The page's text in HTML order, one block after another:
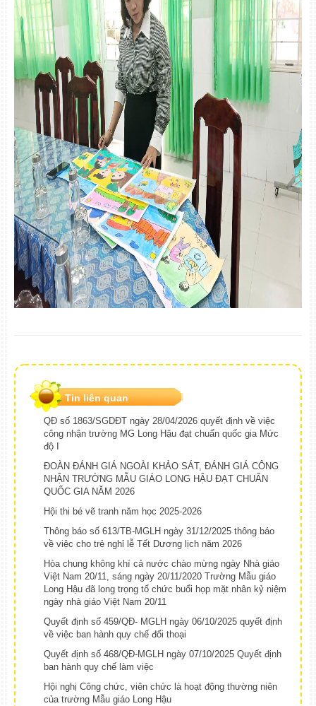
Tin liên quan
QĐ số 1863/SGDĐT ngày 28/04/2026 quyết định về việc
công nhận trường MG Long Hậu đạt chuẩn quốc gia Mức
độ I
ĐOÀN ĐÁNH GIÁ NGOÀI KHẢO SÁT, ĐÁNH GIÁ CÔNG
NHẬN TRƯỜNG MẪU GIÁO LONG HẬU ĐẠT CHUẨN
QUỐC GIA NĂM 2026
Hội thi bé vẽ tranh năm học 2025-2026
Thông báo số 613/TB-MGLH ngày 31/12/2025 thông báo
về việc cho trẻ nghỉ lễ Tết Dương lịch năm 2026
Hòa chung không khí cả nước chào mừng ngày Nhà giáo
Việt Nam 20/11, sáng ngày 20/11/2020 Trường Mẫu giáo
Long Hậu đã long trọng tổ chức buổi họp mặt nhân kỷ niệm
ngày nhà giáo Việt Nam 20/11
Quyết định số 459/QĐ- MGLH ngày 06/10/2025 quyết định
về việc ban hành quy chế đối thoại
Quyết định số 468/QĐ-MGLH ngày 07/10/2025 Quyết định
ban hành quy chế làm việc
Hội nghị Công chức, viên chức là hoạt động thường niên
của trường Mẫu giáo Long Hậu